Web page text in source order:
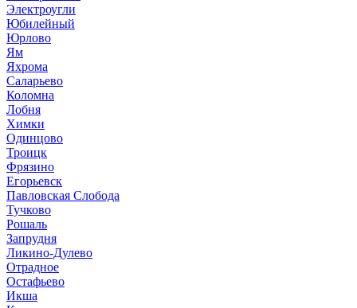
Электроугли
Юбилейный
Юрлово
Ям
Яхрома
Саларьево
Коломна
Лобня
Химки
Одинцово
Троицк
Фрязино
Егорьевск
Павловская Слобода
Тучково
Рошаль
Запрудня
Ликино-Дулево
Отрадное
Остафьево
Икша